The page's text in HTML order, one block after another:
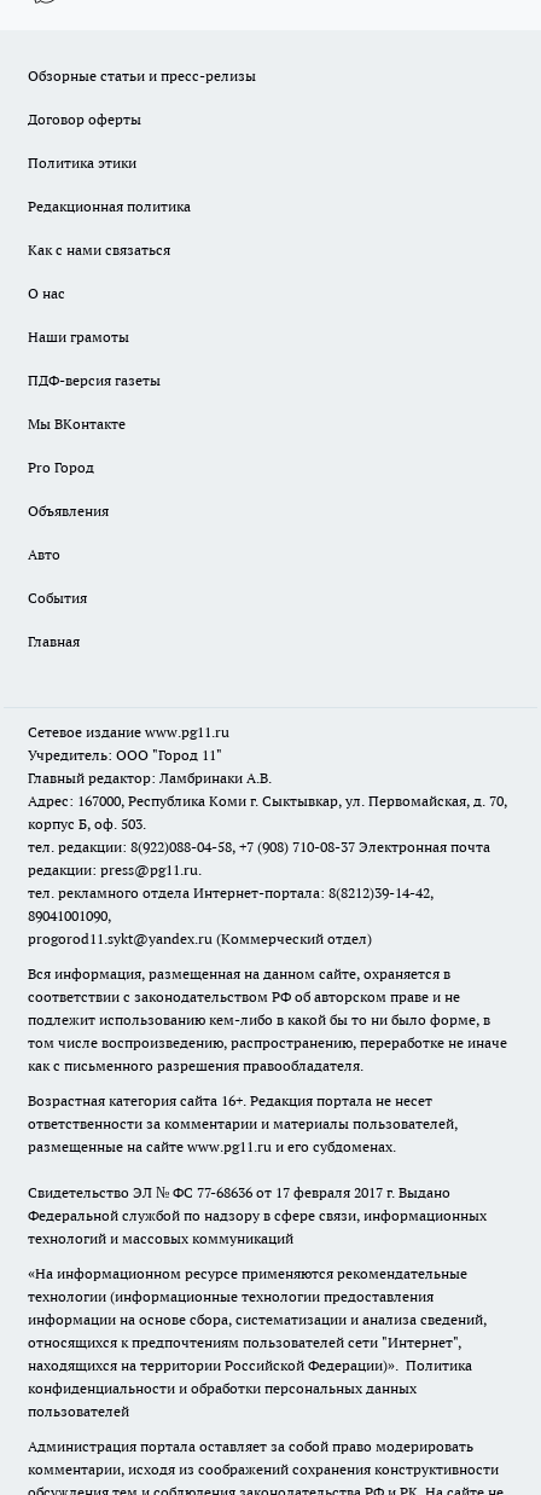
Обзорные статьи и пресс-релизы
Договор оферты
Политика этики
Редакционная политика
Как с нами связаться
О нас
Наши грамоты
ПДФ-версия газеты
Мы ВКонтакте
Pro Город
Объявления
Авто
События
Главная
Сетевое издание www.pg11.ru
Учредитель: ООО "Город 11"
Главный редактор: Ламбринаки А.В.
Адрес: 167000, Республика Коми г. Сыктывкар, ул. Первомайская, д. 70,
корпус Б, оф. 503.
тел. редакции: 8(922)088-04-58, +7 (908) 710-08-37 Электронная почта
редакции: press@pg11.ru.
тел. рекламного отдела Интернет-портала: 8(8212)39-14-42,
89041001090,
progorod11.sykt@yandex.ru (Коммерческий отдел)
Вся информация, размещенная на данном сайте, охраняется в
соответствии с законодательством РФ об авторском праве и не
подлежит использованию кем-либо в какой бы то ни было форме, в
том числе воспроизведению, распространению, переработке не иначе
как с письменного разрешения правообладателя.
Возрастная категория сайта 16+. Редакция портала не несет
ответственности за комментарии и материалы пользователей,
размещенные на сайте www.pg11.ru и его субдоменах.
Свидетельство ЭЛ № ФС 77-68636 от 17 февраля 2017 г. Выдано
Федеральной службой по надзору в сфере связи, информационных
технологий и массовых коммуникаций
«На информационном ресурсе применяются рекомендательные
технологии (информационные технологии предоставления
информации на основе сбора, систематизации и анализа сведений,
относящихся к предпочтениям пользователей сети "Интернет",
находящихся на территории Российской Федерации)». Политика
конфиденциальности и обработки персональных данных
пользователей
Администрация портала оставляет за собой право модерировать
комментарии, исходя из соображений сохранения конструктивности